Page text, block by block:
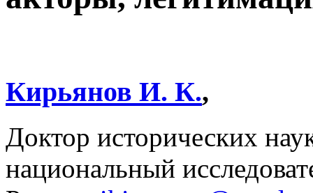
Кирьянов И. К.,
Доктор исторических
национальный